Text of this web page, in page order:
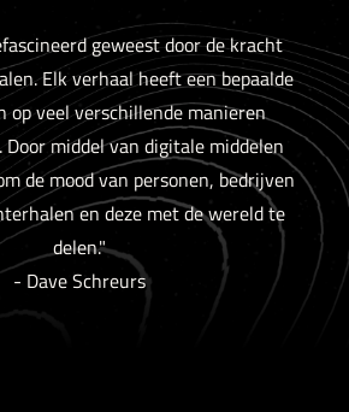
geweest door de kracht
Elk verhaal heeft een bepaalde
op veel verschillende manieren
middel van digitale middelen
de mood van personen, bedrijven
en deze met de wereld te
delen."
- Dave Schreurs